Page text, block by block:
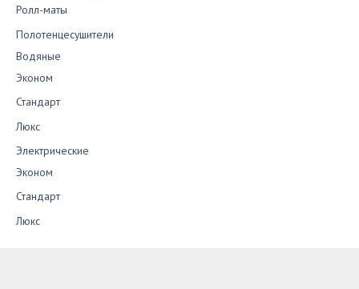
Ролл-маты
Полотенцесушители
Водяные
Эконом
Стандарт
Люкс
Электрические
Эконом
Стандарт
Люкс